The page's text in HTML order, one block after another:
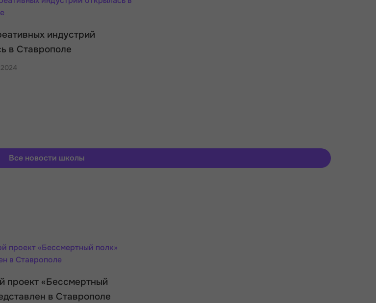
индустрий
в Ставрополе
Все новости школы
проект «Бессмертный
в Ставрополе